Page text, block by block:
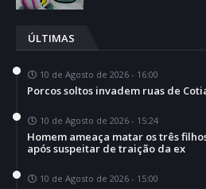
ÚLTIMAS
10 de Agosto de 2026 - 16:00
Porcos soltos invadem ruas de
10 de Agosto de 2026 - 15:24
Homem ameaça matar os três
após suspeitar de traição da ex
10 de Agosto de 2026 - 15:00